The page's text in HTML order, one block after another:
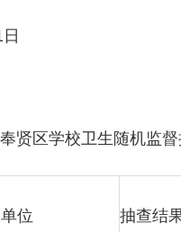
区学校卫生随机监督
位 抽查结